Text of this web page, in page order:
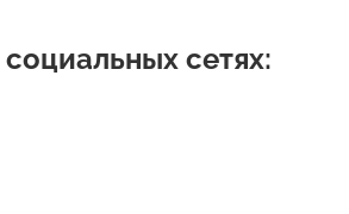
сетях: